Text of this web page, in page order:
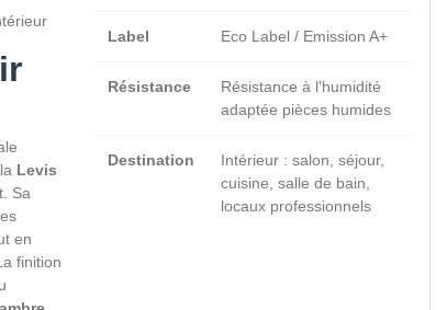
Levis
Sa
en
finition
Label Eco Label / Emission A+
Résistance
Résistance à l'humidité
adaptée pièces humides
Destination
Intérieur : salon, séjour,
cuisine, salle de bain,
locaux professionnels